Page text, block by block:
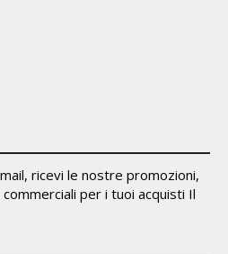
ricevi le nostre promozioni,
per i tuoi acquisti Il